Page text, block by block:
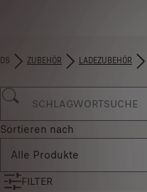
DS ZUBEHÖR​ LADEZUBEHÖR
Sortieren nach
Alle Produkte
FILTER